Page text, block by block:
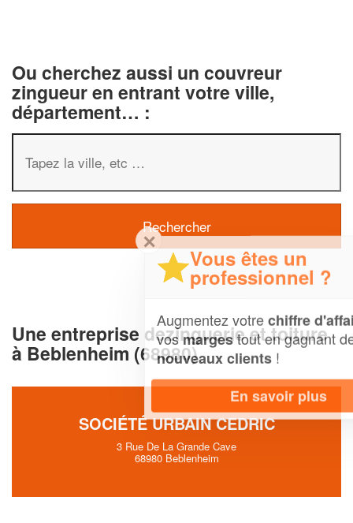
Ou cherchez aussi un couvreur
zingueur en entrant votre ville,
département… :
Une entreprise dezinguerie et toiture
à Beblenheim (68980)
SOCIÉTÉ URBAIN CEDRIC
3 Rue De La Grande Cave
68980 Beblenheim
✕
Vous êtes un
professionnel ?
Augmentez votrechiffre d'affaireset
vosmargestout en gagnant de
nouveaux clients!
En savoir plus